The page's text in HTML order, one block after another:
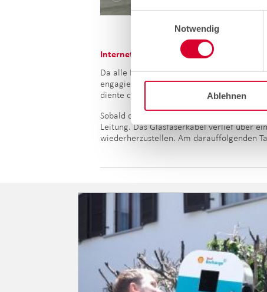
Einwilligungsauswahl
Notwendig
Ablehnen
Internet via Satellit.
Da alle Dienste im Maggiatal ausgefallen
engagierten cablex Mitarbeitenden in die
diente cablex zur Wiederherstellung der
Sobald die Experten die parallel zur
Leitung. Das Glasfaserkabel verlief über
wiederherzustellen. Am darauffolgenden